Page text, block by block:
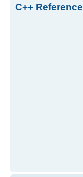
C++ Reference